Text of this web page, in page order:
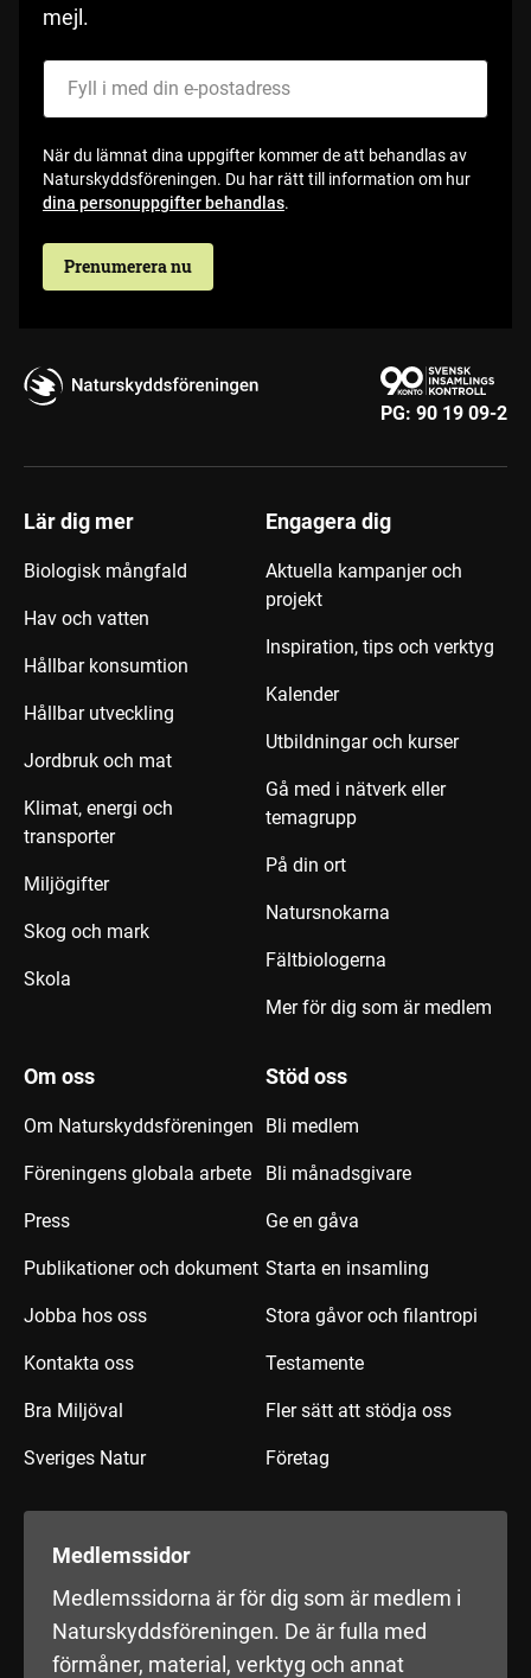
mejl.
När du lämnat dina uppgifter kommer de att behandlas av
Naturskyddsföreningen. Du har rätt till information om hur
dina personuppgifter behandlas.
Prenumerera nu
PG: 90 19 09-2
Lär dig mer
Biologisk mångfald
Hav och vatten
Hållbar konsumtion
Hållbar utveckling
Jordbruk och mat
Klimat, energi och
transporter
Miljögifter
Skog och mark
Skola
Engagera dig
Aktuella kampanjer och
projekt
Inspiration, tips och verktyg
Kalender
Utbildningar och kurser
Gå med i nätverk eller
temagrupp
På din ort
Natursnokarna
Fältbiologerna
Mer för dig som är medlem
Om oss
Om Naturskyddsföreningen
Föreningens globala arbete
Press
Publikationer och dokument
Jobba hos oss
Kontakta oss
Bra Miljöval
Sveriges Natur
Stöd oss
Bli medlem
Bli månadsgivare
Ge en gåva
Starta en insamling
Stora gåvor och filantropi
Testamente
Fler sätt att stödja oss
Företag
Medlemssidor
Medlemssidorna är för dig som är medlem i
Naturskyddsföreningen. De är fulla med
förmåner, material, verktyg och annat